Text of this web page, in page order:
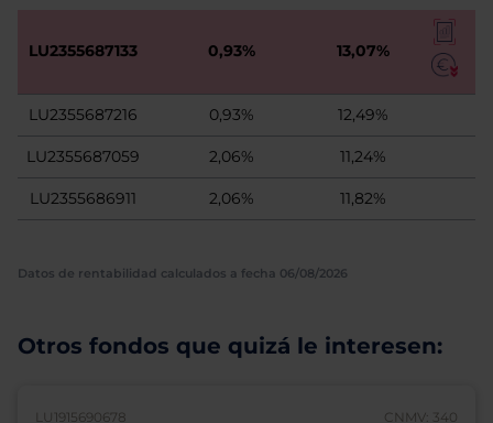
LU2355687133 0,93% 13,07%
LU2355687216 0,93% 12,49%
LU2355687059 2,06% 11,24%
LU2355686911 2,06% 11,82%
Datos de rentabilidad calculados a fecha 06/08/2026
Otros fondos que quizá le interesen:
LU1915690678 CNMV: 340